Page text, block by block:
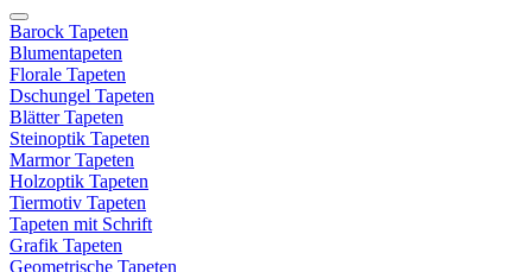
Barock Tapeten
Blumentapeten
Florale Tapeten
Dschungel Tapeten
Blätter Tapeten
Steinoptik Tapeten
Marmor Tapeten
Holzoptik Tapeten
Tiermotiv Tapeten
Tapeten mit Schrift
Grafik Tapeten
Geometrische Tapeten